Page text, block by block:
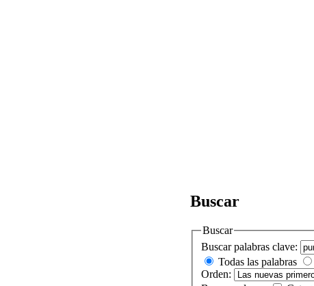
Buscar
Buscar
Buscar palabras clave:
Todas las palabras
Orden: